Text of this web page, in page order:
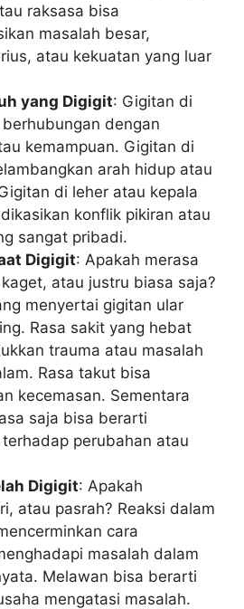
raksasa bisa
masalah besar,
atau kekuatan yang luar
yang Digigit: Gigitan di
dengan
kemampuan. Gigitan di
arah hidup atau
di leher atau kepala
konflik pikiran atau
sangat pribadi.
Digigit: Apakah merasa
atau justru biasa saja?
menyertai gigitan ular
Rasa sakit yang hebat
trauma atau masalah
Rasa takut bisa
kecemasan. Sementara
saja bisa berarti
perubahan atau
Digigit: Apakah
atau pasrah? Reaksi dalam
cara
masalah dalam
Melawan bisa berarti
mengatasi masalah.